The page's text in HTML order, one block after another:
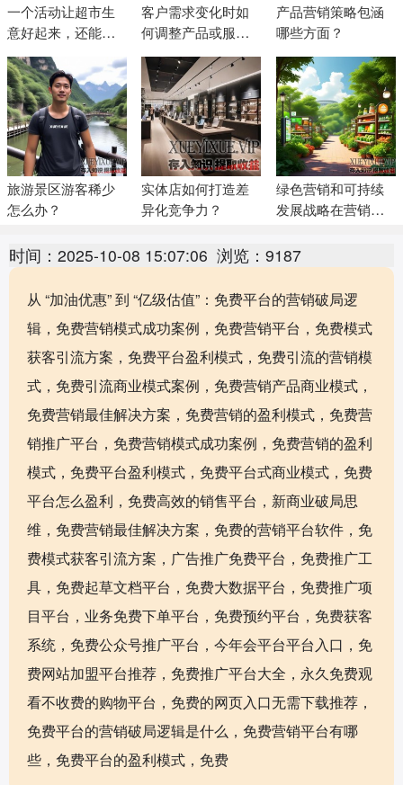
一个活动让超市生
意好起来，还能提
前锁定未来消费的
客户
客户需求变化时如
何调整产品或服务
策略
产品营销策略包涵
哪些方面？
旅游景区游客稀少
怎么办？
实体店如何打造差
异化竞争力？
绿色营销和可持续
发展战略在营销策
时间：2025-10-08 15:07:06 浏览：9187
从 “加油优惠” 到 “亿级估值”：免费平台的营销破局逻
辑，免费营销模式成功案例，免费营销平台，免费模式
获客引流方案，免费平台盈利模式，免费引流的营销模
式，免费引流商业模式案例，免费营销产品商业模式，
免费营销最佳解决方案，免费营销的盈利模式，免费营
销推广平台，免费营销模式成功案例，免费营销的盈利
模式，免费平台盈利模式，免费平台式商业模式，免费
平台怎么盈利，免费高效的销售平台，新商业破局思
维，免费营销最佳解决方案，免费的营销平台软件，免
费模式获客引流方案，广告推广免费平台，免费推广工
具，免费起草文档平台，免费大数据平台，免费推广项
目平台，业务免费下单平台，免费预约平台，免费获客
系统，免费公众号推广平台，今年会平台平台入口，免
费网站加盟平台推荐，免费推广平台大全，永久免费观
看不收费的购物平台，免费的网页入口无需下载推荐，
免费平台的营销破局逻辑是什么，免费营销平台有哪
些，免费平台的盈利模式，免费